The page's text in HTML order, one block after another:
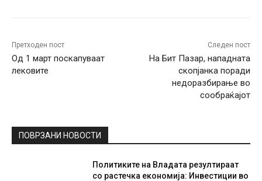
Претходен пост
Од 1 март поскапуваат
лековите
Следен пост
На Бит Пазар, нападната
скопјанка поради
недоразбирање во
сообраќајот
ПОВРЗАНИ НОВОСТИ
Политиките на Владата резултираат
со растечка економија: Инвестиции во